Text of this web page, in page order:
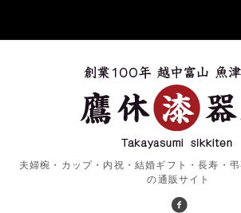
夫婦椀・カップ・内祝・結婚ギフト・長寿・
の通販サイト